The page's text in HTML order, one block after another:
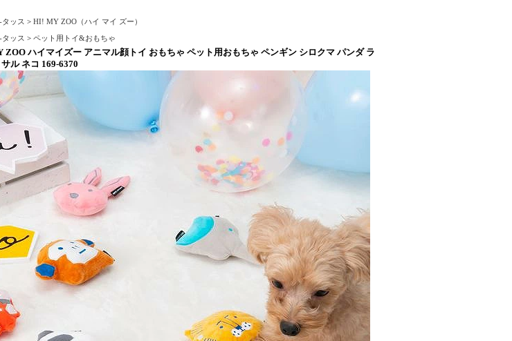
タッス > HI! MY ZOO（ハイ マイ ズー）
タッス > ペット用トイ&おもちゃ
ハイマイズー アニマル顔トイ おもちゃ ペット用おもちゃ ペンギン シロクマ パンダ ラ
ル ネコ 169-6370